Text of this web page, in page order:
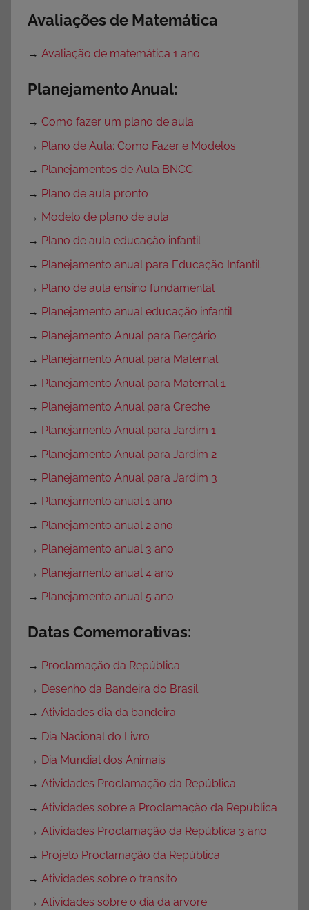
Avaliações de Matemática
→ Avaliação de matemática 1 ano
Planejamento Anual:
→ Como fazer um plano de aula
→ Plano de Aula: Como Fazer e Modelos
→ Planejamentos de Aula BNCC
→ Plano de aula pronto
→ Modelo de plano de aula
→ Plano de aula educação infantil
→ Planejamento anual para Educação Infantil
→ Plano de aula ensino fundamental
→ Planejamento anual educação infantil
→ Planejamento Anual para Berçário
→ Planejamento Anual para Maternal
→ Planejamento Anual para Maternal 1
→ Planejamento Anual para Creche
→ Planejamento Anual para Jardim 1
→ Planejamento Anual para Jardim 2
→ Planejamento Anual para Jardim 3
→ Planejamento anual 1 ano
→ Planejamento anual 2 ano
→ Planejamento anual 3 ano
→ Planejamento anual 4 ano
→ Planejamento anual 5 ano
Datas Comemorativas:
→ Proclamação da República
→ Desenho da Bandeira do Brasil
→ Atividades dia da bandeira
→ Dia Nacional do Livro
→ Dia Mundial dos Animais
→ Atividades Proclamação da República
→ Atividades sobre a Proclamação da República
→ Atividades Proclamação da República 3 ano
→ Projeto Proclamação da República
→ Atividades sobre o transito
→ Atividades sobre o dia da arvore